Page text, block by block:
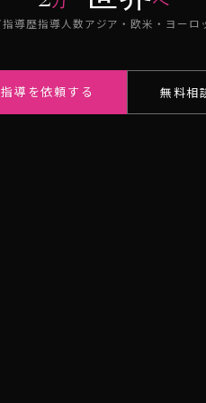
導歴指導人数アジア・欧米・ヨーロ
導を依頼する 無料相